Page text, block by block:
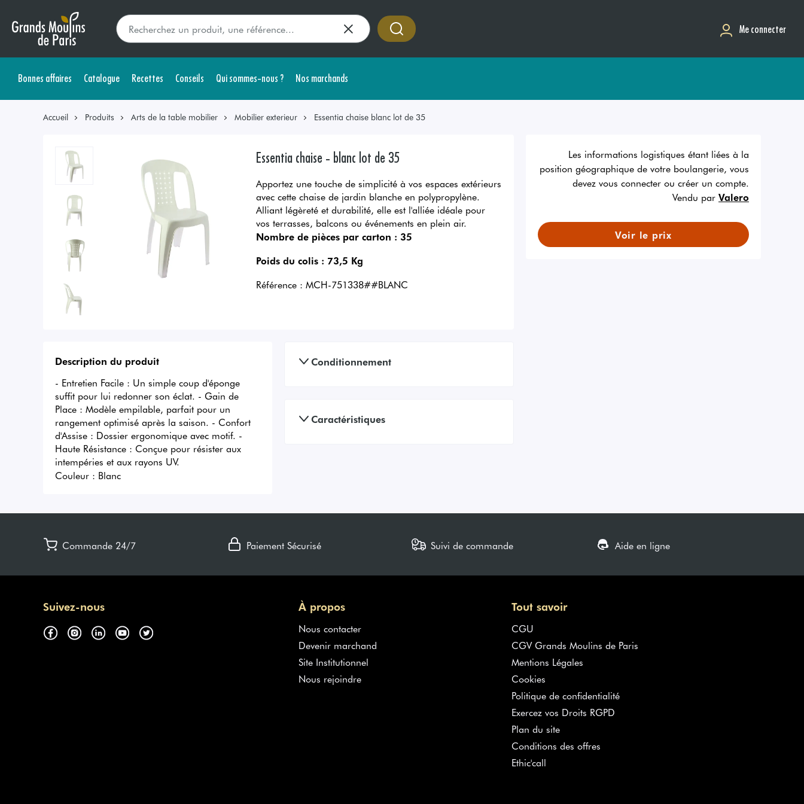
Me connecter
Bonnes affaires Catalogue Recettes Conseils Qui sommes-nous ? Nos marchands
Accueil Produits Arts de la table mobilier Mobilier exterieur Essentia chaise blanc lot de 35
Essentia chaise - blanc lot de 35
Apportez une touche de simplicité à vos espaces extérieurs
avec cette chaise de jardin blanche en polypropylène.
Alliant légèreté et durabilité, elle est l'alliée idéale pour
vos terrasses, balcons ou événements en plein air.
Nombre de pièces par carton : 35
Poids du colis : 73,5 Kg
Référence : MCH-751338##BLANC
Les informations logistiques étant liées à la
position géographique de votre boulangerie, vous
devez vous connecter ou créer un compte.
Vendu par Valero
Voir le prix
Description du produit
- Entretien Facile : Un simple coup d'éponge
suffit pour lui redonner son éclat. - Gain de
Place : Modèle empilable, parfait pour un
rangement optimisé après la saison. - Confort
d'Assise : Dossier ergonomique avec motif. -
Haute Résistance : Conçue pour résister aux
intempéries et aux rayons UV.
Couleur : Blanc
Conditionnement
Caractéristiques
Commande 24/7 Paiement Sécurisé Suivi de commande Aide en ligne
Suivez-nous À propos
Nous contacter
Devenir marchand
Site Institutionnel
Nous rejoindre
Tout savoir
CGU
CGV Grands Moulins de Paris
Mentions Légales
Cookies
Politique de confidentialité
Exercez vos Droits RGPD
Plan du site
Conditions des offres
Ethic'call